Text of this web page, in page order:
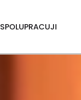
SPOLUPRACUJI